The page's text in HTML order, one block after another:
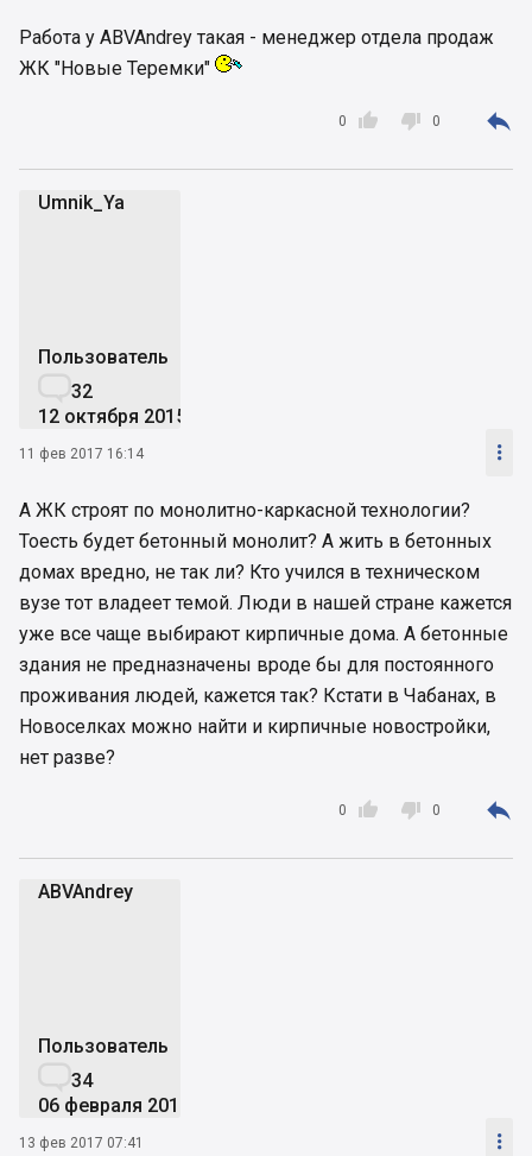
Работа у ABVAndrey такая - менеджер отдела продаж
ЖК "Новые Теремки"

0  0 
Umnik_Ya
Пользователь
32
12 октября 2015
11 фев 2017 16:14 
А ЖК строят по монолитно-каркасной технологии?
Тоесть будет бетонный монолит? А жить в бетонных
домах вредно, не так ли? Кто учился в техническом
вузе тот владеет темой. Люди в нашей стране кажется
уже все чаще выбирают кирпичные дома. А бетонные
здания не предназначены вроде бы для постоянного
проживания людей, кажется так? Кстати в Чабанах, в
Новоселках можно найти и кирпичные новостройки,
нет разве?

0  0 
ABVAndrey
Пользователь
34
06 февраля 2017
13 фев 2017 07:41 